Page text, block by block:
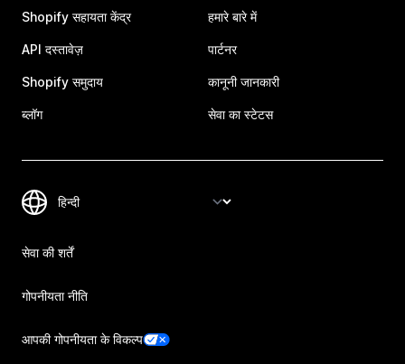
Shopify सहायता केंद्र
API दस्तावेज़
Shopify समुदाय
ब्लॉग
हमारे बारे में
पार्टनर
कानूनी जानकारी
सेवा का स्टेटस
सेवा की शर्तें
गोपनीयता नीति
आपकी गोपनीयता के विकल्प